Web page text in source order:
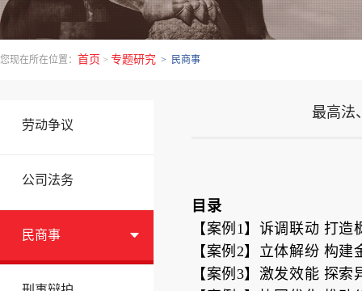
您现在所在位置： 首页 > 专题研究 > 民商事
劳动争议
公司法务
民商事
最高法
目录
【案例1】诉调联动 打
【案例2】立体解纷 构
【案例3】激发效能 探